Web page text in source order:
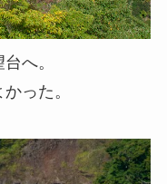
へ。
った。